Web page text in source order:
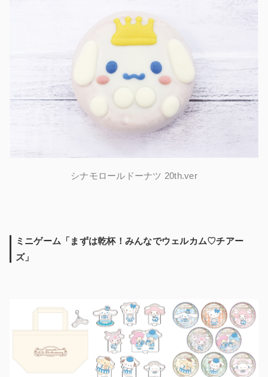
シナモロールドーナツ 20th.ver
ミニゲーム「まずは乾杯！みんなでウェルカム♡チアー
ズ」